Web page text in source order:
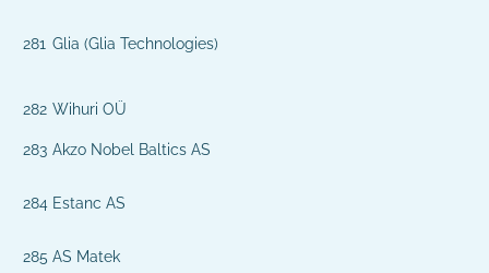
281 Glia (Glia Technologies)
282 Wihuri OÜ
283 Akzo Nobel Baltics AS
284 Estanc AS
285 AS Matek